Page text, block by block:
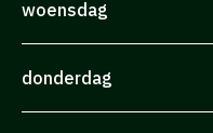
woensdag
donderdag